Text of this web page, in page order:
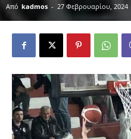
Από kadmos - 27 Φεβρουαρίου, 2024